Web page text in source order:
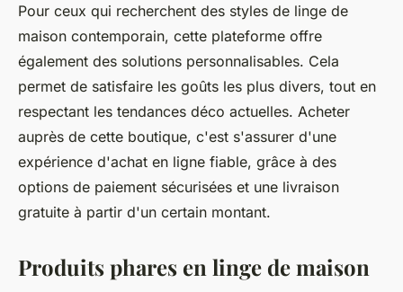
Pour ceux qui recherchent des styles de linge de
maison contemporain, cette plateforme offre
également des solutions personnalisables. Cela
permet de satisfaire les goûts les plus divers, tout en
respectant les tendances déco actuelles. Acheter
auprès de cette boutique, c'est s'assurer d'une
expérience d'achat en ligne fiable, grâce à des
options de paiement sécurisées et une livraison
gratuite à partir d'un certain montant.
Produits phares en linge de maison